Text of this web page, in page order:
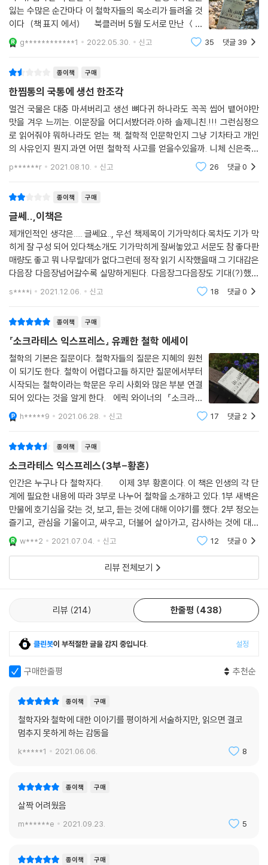
“충분히 좋음은 안주한다는 뜻이 아니다. 자기변명도 아니다. 충분히 좋음
은 자기 앞에 나타난 모든 것에 깊이 감사하는 태도를 의미한다. 완벽함도
좋음의 적이지만, 좋음도 충분히 좋음의 적이다. 충분히 오랜 시간 동안 충
분히 좋음의 신념을 따르면 놀라운 일이 생긴다. 마치 뱀이 허물을 벗듯 ‘충
분히’가 떨어져 나가고, 그저 좋음만이 남는다.”
스토아 철학자로 알려진 에픽테토스는 삶에 찾아오는 모든 난제들에 무조
건 맞서 싸우라고 강요하지 않고, “삶의 많은 것들이 우리 통제 바깥에 있
지만, 우리는 가장 중요한 것을 지배할 수 있다”며, 당신에게 맞서 싸울 중
요한 것들을 파악하라고, 그리고 맞서 이겨내라고 오히려 우리를 위로하고
격려한다.
만든다. 그들을 몰아내야 한다. 지금 당장. 그리 어려운 일은 아니다. 세상
을 바꾸는 것보다 스스로를 바꾸는 것이 훨씬 쉽다.”
그 외에도 폭력이란 ‘상상력의 실패’라고 이야기하며 어떻게 싸워야 하는
지 알려주는 간디부터 걷기란 “자극과 휴식, 노력과 게으름 사이의 정확한
균형”이라는 관점을 제시해주는 루소까지, 지혜를 사랑했고 그 사랑이 전
의 속도로 다가온다.
“우리는 ‘나 자신’에 대해 얼마나 알고 있는가”,
질문에 답을 찾아가면서
우리는 서서히 자기 인생의 철학자가 된다
그들의 이야기를 따라가다 보면 《소크라테스 익스프레스》라는 책 제목의
대표 철학자 소크라테스의 명언 ‘너 자신을 알라’라는 말이 새삼스럽게 다
가온다. 충분히 많이 안다고 생각하고 많은 지식을 가지고 있다고 자부하
는 이들조차도 언젠가 다가온 즐거움, 괴로움 앞에서 나 자신을 잊고 엉뚱
한 행동을 하지 않았는지 되묻게 되는 것이다.
“소크라테스는 가는 곳마다 “자신이 모른다는 것을 알지 못하는” 사람들
과 마주쳤다. 어쩌면 신탁이 옳을지 모른다고, 소크라테스는 결론 내렸다.
어쩌면 정말로 소크라테스는 일종의 지혜, 자신이 모른다는 것을 아는 지
혜를 지녔는지도 몰랐다.”
그런 의미에서 우리 모두에게 운명같이 다가올 ‘나이 듦’에 대해 보부아르
가 남긴 열 가지 이야기는 이 책의 백미다. 보부아르라면 이런 목록은 절대
만들지 않았겠지만, 그의 지혜를 우리에게 간추려 전하는 자신은 그래보겠
다고 저자 에릭 와이너는 능청스럽게 목록을 정리해 전해준다. 평생을 살
아온 자신에게서 정신적으로, 신체적으로 가장 멀어질 수도 있는 노년을
어떻게 살아갈 수 있을까, 하는 보부아르의 대답은 이 책을 관통하고 있는
2. 친구를 사귈 것
3. 타인의 생각을 신경 쓰지 말 것
4. 호기심을 잃지 말 것
6. 습관의 시인이 될 것
8. 부조리를 받아들일 것
9. 건설적으로 물러날 것
10. 다음 세대에게 자리를 넘겨줄 것
우리 인생의 지혜로 서서히 자리 잡는다. 단순명쾌한 삶의 해결책이 아니
잃는 수많은 순간마다 이 철학자들의 목소리가 들려올 것
이다 (책 표지 에서) 북클러버 5월 도서로 만난 ＜소
크라테스 익스프레스＞ 라는 책은 작년에 이웃님들의 블
로그에서 먼저 만난본 책이었다. 관심이 있긴 했으나 워낙
g************1 2022.05.30. 신고 35 댓글 39
종이책 구매
한찜통의 국통에 생선 한조각
멀건 국물은 대충 마셔버리고 생선 뼈다귀 하나라도 꼭꼭 씹어 뱉어야만
맛을 겨우 느끼는. 이문장을 어디서봤더라.아하 솔제니친.!!! 그런심정으
로 읽어줘야 뭐하나라도 얻는 책. 철학적 인문학인지 그냥 기차타고 개인
의 사유인지 뭔지.과연 어떤 철학적 사고를 얻을수있을까. 니체 신은죽었
다. . 요즘 진정한 책다운 책도 죽었다. 책으로 살지않고 화려한 서평으로
연명하는 24
p******r 2021.08.10. 신고 26 댓글0
종이책 구매
글쎄..,이책은
제개인적인 생각은..... 글쎄요.., 우선 책제목이 기가막히다.목차도 기가 막
히게 잘 구성 되어 있다책소개도 기가막히게 잘써놓았고 서문도 참 좋다판
매량도 좋고 뭐 나무랄데가 없다그런데 정작 읽기 시작했을때 그 기대감은
다음장 다음장넘어갈수록 실망하게된다. 다음장그다음장도 기대(?)했던
내용이 전혀 아니다. 나랑안맞는거겠지만...많이 실망스럽다
s****i 2021.12.06. 신고 18 댓글0
종이책 구매
『소크라테스 익스프레스』 유쾌한 철학 에세이
철학의 기본은 질문이다. 철학자들의 질문은 지혜의 원천
이 되기도 한다. 철학이 어렵다고들 하지만 질문에서부터
시작되는 철학이라는 학문은 우리 사회와 많은 부분 연결
되어 있다는 것을 알게 한다. 에릭 와이너의 『소크라테
스 익스프레스』는 일반 철학 입문서와는 달리 에세이 형
식으로 되어 있어 읽기 쉬울뿐더러 이해하기도 쉽다. 열네
h*****9 2021.06.28. 신고 17 댓글 2
종이책 구매
소크라테스 익스프레스(3부-황혼)
인간은 누구나 다 철학자다. 이제 3부 황혼이다. 이 책은 인생의 각 단
계에 필요한 내용에 따라 3부로 나누어 철학을 소개하고 있다. 1부 새벽은
만물에 호기심을 갖는 것, 보고, 듣는 것에 대해 이야기를 했다. 2부 정오는
즐기고, 관심을 기울이고, 싸우고, 더불어 살아가고, 감사하는 것에 대해
이야기를 하였다. 3부는 좀 암울하다. 인생의 황혼기 즉 노년에 대해 이야
기한다
w***2 2021.07.04. 신고 12 댓글0
리뷰 전체보기
리뷰 214 한줄평 438
클린봇이 부적절한 글을 감지 중입니다. 설정
구매한줄평 추천순
종이책 구매
철학자와 철학에 대한 이아기를 평이하게 서술하지만, 읽으면 결코
멈추지 못하게 하는 감동을
k*****1 2021.06.06. 8
종이책 구매
살짝 어려웠음
m******e 2021.09.23. 5
종이책 구매